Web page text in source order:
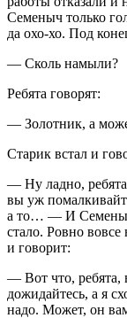
Семеныч только
да охо-хо. Под
— Сколь намыли?
Ребята говорят:
— Золотник, а
Старик встал и
— Ну ладно,
вы уж
а то… — И Семеныч
стало. Ровно
и говорит:
— Вот что, ребята,
дожидайтесь, а я
надо. Может, он